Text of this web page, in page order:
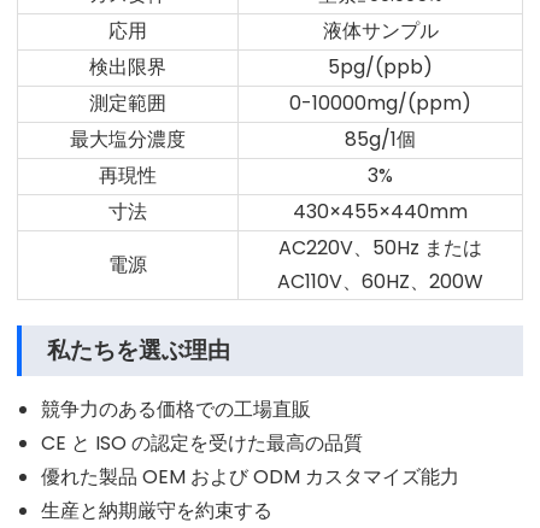
応用
液体サンプル
検出限界
5pg/(ppb)
測定範囲
0-10000mg/(ppm)
最大塩分濃度
85g/1個
再現性
3%
寸法
430×455×440mm
電源
AC220V、50Hz または
AC110V、60HZ、200W
私たちを選ぶ理由
競争力のある価格での工場直販
CE と ISO の認定を受けた最高の品質
優れた製品 OEM および ODM カスタマイズ能力
生産と納期厳守を約束する